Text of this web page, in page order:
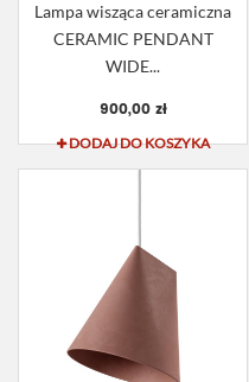
Lampa wisząca ceramiczna
CERAMIC PENDANT
WIDE...
900,00 zł
DODAJ DO KOSZYKA